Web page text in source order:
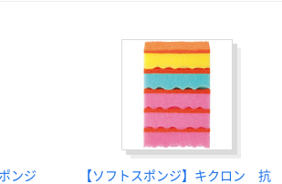
ンジ
【ソフトスポンジ】キクロン 抗